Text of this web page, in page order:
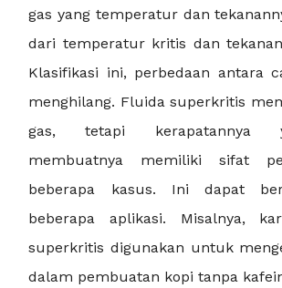
gas yang temperatur dan
dari temperatur kritis dan
Klasifikasi ini, perbedaan antara
menghilang. Fluida superkritis
gas, tetapi kerapatannya
membuatnya memiliki sifat
beberapa kasus. Ini dapat
beberapa aplikasi. Misalnya,
superkritis digunakan untuk
dalam pembuatan kopi tanpa